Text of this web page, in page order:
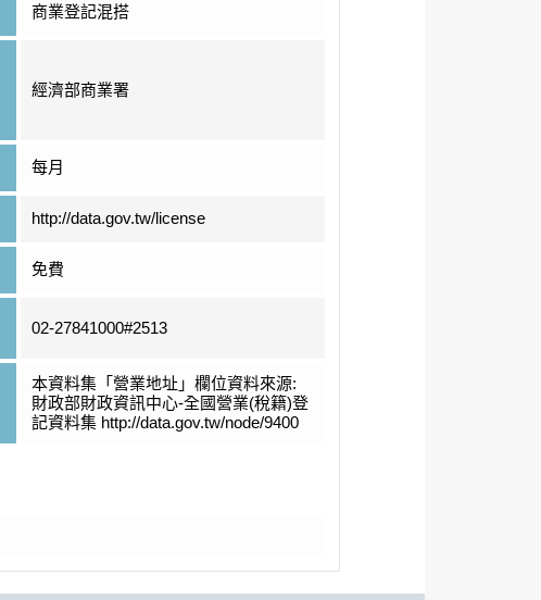
商業登記混搭
經濟部商業署
每月
http://data.gov.tw/license
免費
02-27841000#2513
本資料集「營業地址」欄位資料來源:
財政部財政資訊中心-全國營業(稅籍)登
記資料集 http://data.gov.tw/node/9400